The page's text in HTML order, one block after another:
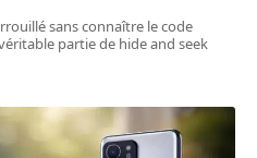
sans connaître le code
partie de hide and seek